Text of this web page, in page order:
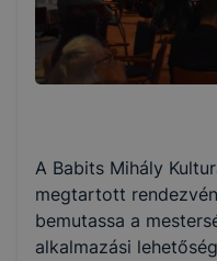
A Babits Mihály
megtartott
bemutassa a
alkalmazási